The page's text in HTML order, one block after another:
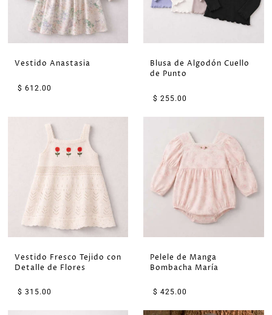
Vestido Anastasia
$ 612.00
Blusa de Algodón Cuello
de Punto
$ 255.00
Vestido Fresco Tejido con
Detalle de Flores
$ 315.00
Pelele de Manga
Bombacha María
$ 425.00